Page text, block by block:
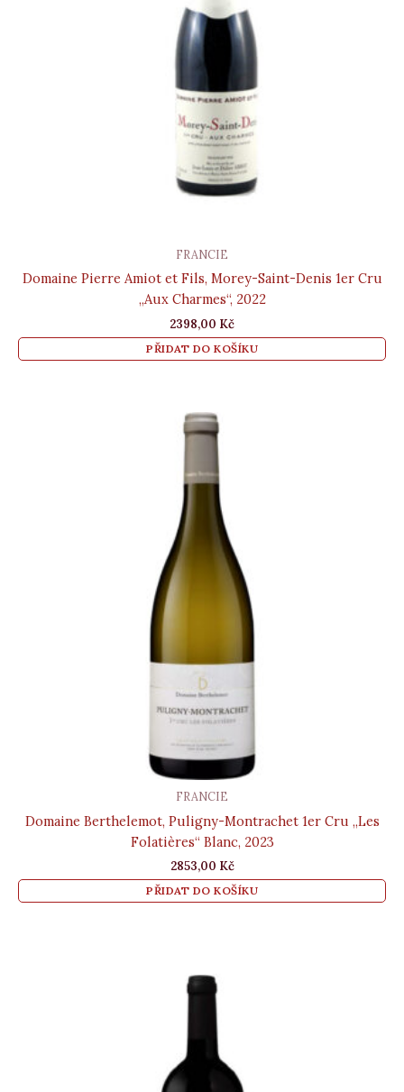
FRANCIE
Domaine Pierre Amiot et Fils, Morey-Saint-Denis 1er Cru
„Aux Charmes“, 2022
2398,00 Kč
PŘIDAT DO KOŠÍKU
FRANCIE
Domaine Berthelemot, Puligny-Montrachet 1er Cru „Les
Folatières“ Blanc, 2023
2853,00 Kč
PŘIDAT DO KOŠÍKU